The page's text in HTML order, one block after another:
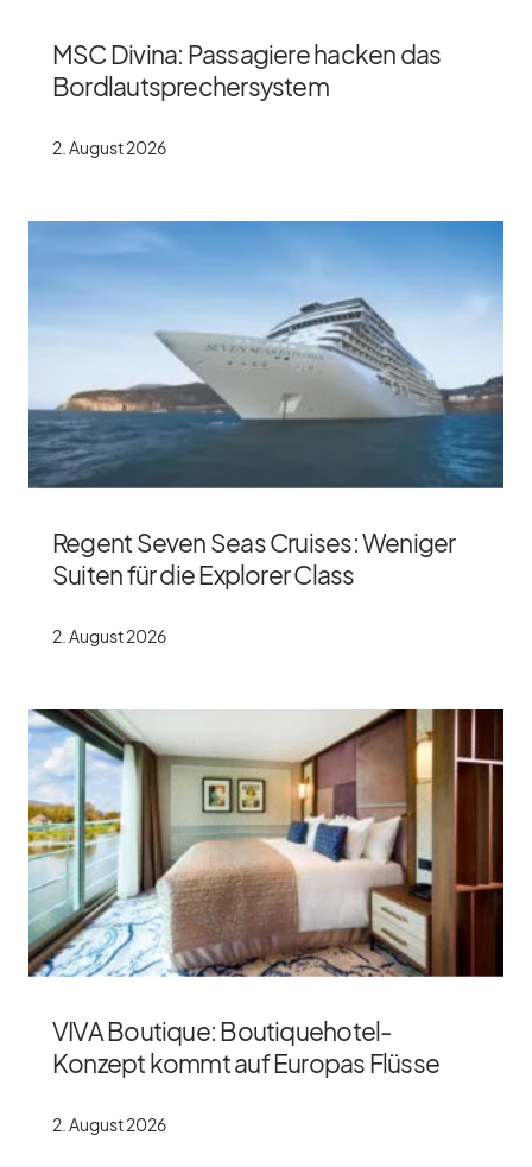
MSC Divina: Passagiere hacken das
Bordlautsprechersystem
2. Au­gust 2026
Regent Seven Seas Cruises: Weniger
Suiten für die Explorer Class
2. Au­gust 2026
VIVA Boutique: Boutiquehotel-
Konzept kommt auf Europas Flüsse
2. Au­gust 2026